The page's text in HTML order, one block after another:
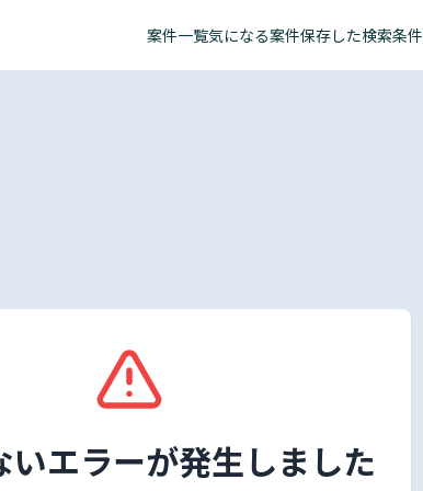
案件一覧気になる案件保存した検索条件
いエラーが発生しました